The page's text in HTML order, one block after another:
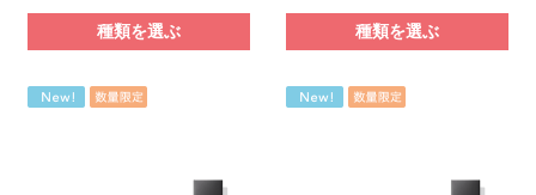
種類を選ぶ 種類を選ぶ